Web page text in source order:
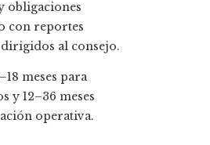
obligaciones
con reportes
al consejo.
meses para
y 12–36 meses
operativa.